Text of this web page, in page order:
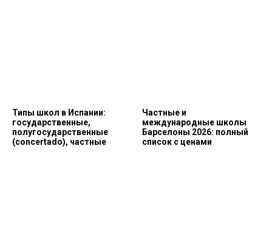
Типы школ в Испании:
государственные,
полугосударственные
(concertado), частные
Частные и
международные школы
Барселоны 2026: полный
список с ценами